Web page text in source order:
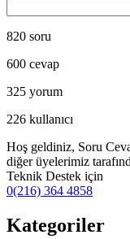
820 soru
600 cevap
325 yorum
226 kullanıcı
Hoş geldiniz, Soru
diğer üyelerimiz
Teknik Destek için
0(216) 364 4858
Kategoriler